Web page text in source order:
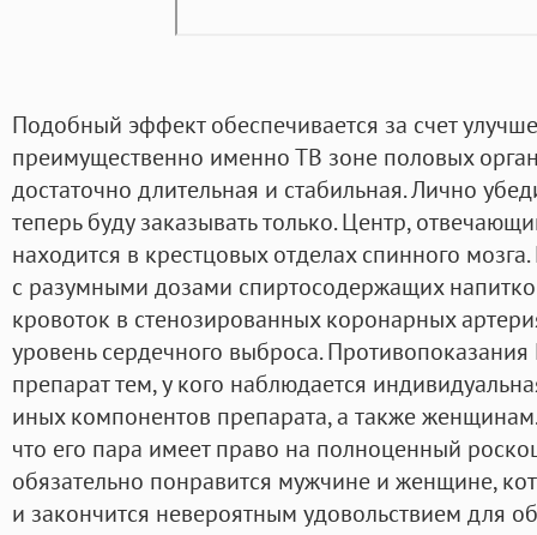
Подобный эффект обеспечивается за счет
преимущественно именно ТВ зоне половых
достаточно длительная и стабильная. Лично
теперь буду заказывать только. Центр,
находится в крестцовых отделах спинного
с разумными дозами спиртосодержащих
кровоток в стенозированных коронарных
уровень сердечного выброса.
препарат тем, у кого наблюдается
иных компонентов препарата, а также
что его пара имеет право на полноценный
обязательно понравится мужчине и женщине,
и закончится невероятным удовольствием для